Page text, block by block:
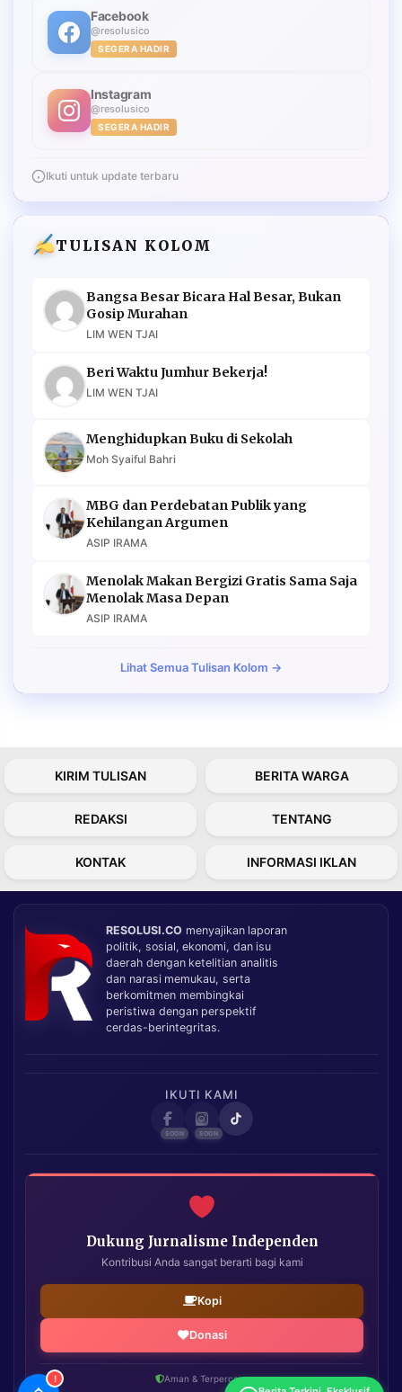
Facebook
@resolusico
SEGERA HADIR
Instagram
@resolusico
SEGERA HADIR
Ikuti untuk update terbaru
TULISAN KOLOM
Bangsa Besar Bicara Hal Besar, Bukan
Gosip Murahan
LIM WEN TJAI
Beri Waktu Jumhur Bekerja!
LIM WEN TJAI
Menghidupkan Buku di Sekolah
Moh Syaiful Bahri
MBG dan Perdebatan Publik yang
Kehilangan Argumen
ASIP IRAMA
Menolak Makan Bergizi Gratis Sama Saja
Menolak Masa Depan
ASIP IRAMA
Lihat Semua Tulisan Kolom →
KIRIM TULISAN BERITA WARGA
REDAKSI TENTANG
KONTAK INFORMASI IKLAN
RESOLUSI.CO menyajikan laporan
politik, sosial, ekonomi, dan isu
daerah dengan ketelitian analitis
dan narasi memukau, serta
berkomitmen membingkai
peristiwa dengan perspektif
cerdas-berintegritas.
IKUTI KAMI
Dukung Jurnalisme Independen
Kontribusi Anda sangat berarti bagi kami
Kopi
Donasi
Aman & Terpercaya
!